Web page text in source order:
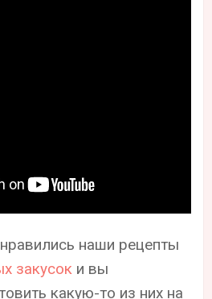
наши рецепты
закусок и вы
какую-то из них на